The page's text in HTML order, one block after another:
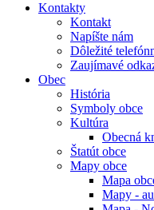
Kontakty
Kontakt
Napíšte nám
Dôležité
Zaujímavé
Obec
História
Symboly obce
Kultúra
Obecná
Štatút obce
Mapy obce
Mapa
Mapy -